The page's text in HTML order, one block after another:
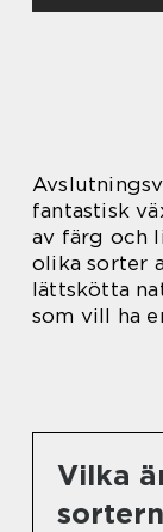
fantastisk
av färg och
olika sorter
lättskötta
som vill ha
Vilka